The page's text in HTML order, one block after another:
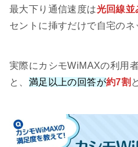
最大下り通信速度は光回線並
セントに挿すだけで自宅のネ
実際にカシモWiMAXの利用
と、 満足以上の回答が約7割